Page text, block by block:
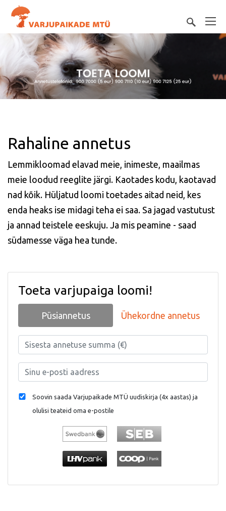
Rahaline annetus
Lemmikloomad elavad meie, inimeste, maailmas
meie loodud reeglite järgi. Kaotades kodu, kaotavad
nad kõik. Hüljatud loomi toetades aitad neid, kes
enda heaks ise midagi teha ei saa. Sa jagad vastutust
ja annad teistele eeskuju. Ja mis peamine - saad
südamesse väga hea tunde.
Toeta varjupaiga loomi!
Püsiannetus Ühekordne annetus
Soovin saada Varjupaikade MTÜ uudiskirja (4x aastas) ja
olulisi teateid oma e-postile